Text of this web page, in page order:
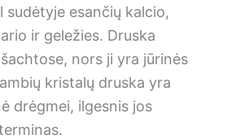
sudėtyje esančių kalcio,
ir geležies. Druska
nors ji yra jūrinės
kristalų druska yra
drėgmei, ilgesnis jos